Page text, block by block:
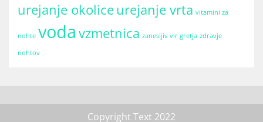
urejanje okoliceurejanje vrta vitamini za
nohte voda vzmetnica zanesljiv vir gretja zdravje
nohtov
Copyright Text 2022